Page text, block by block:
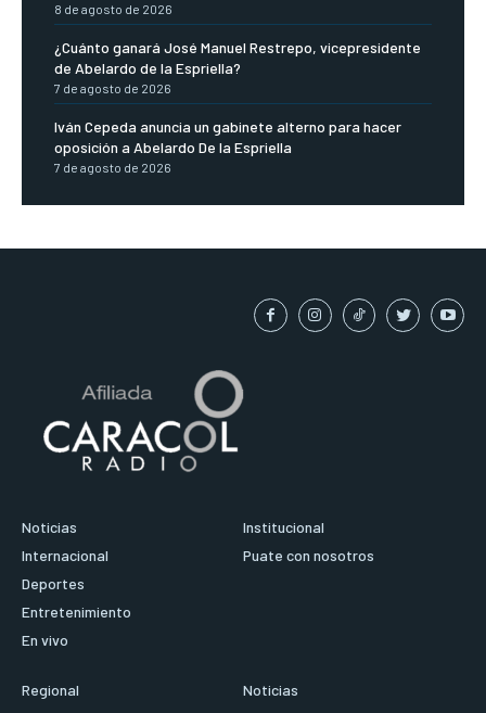
8 de agosto de 2026
¿Cuánto ganará José Manuel Restrepo, vicepresidente
de Abelardo de la Espriella?
7 de agosto de 2026
Iván Cepeda anuncia un gabinete alterno para hacer
oposición a Abelardo De la Espriella
7 de agosto de 2026
Noticias
Internacional
Deportes
Entretenimiento
En vivo
Institucional
Puate con nosotros
Regional
Noticias